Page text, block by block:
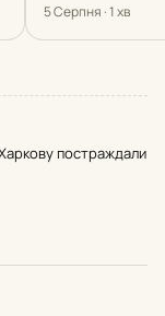
5 Серпня · 1 хв
постраждали